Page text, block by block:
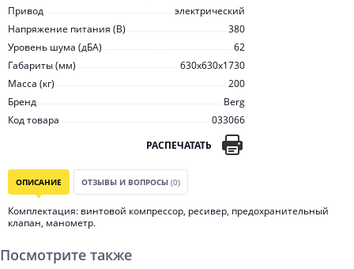
Привод
электрический
Напряжение питания (В)
380
Уровень шума (дБА)
62
Габариты (мм)
630x630x1730
Масса (кг)
200
Бренд
Berg
Код товара
033066
РАСПЕЧАТАТЬ
ОПИСАНИЕ ОТЗЫВЫ И ВОПРОСЫ (0)
Комплектация: винтовой компрессор, ресивер, предохранительный
клапан, манометр.
Посмотрите также